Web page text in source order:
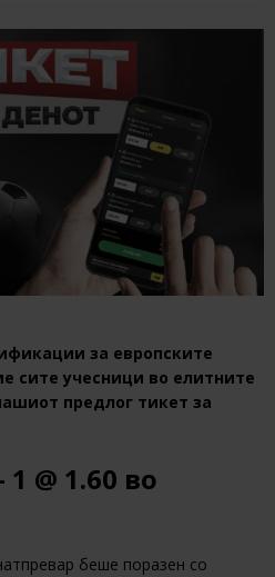
за европските
сите учесници во елитните
предлог тикет за
@ 1.60 во
беше поразен со